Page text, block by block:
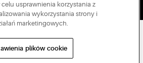
usprawnienia korzystania z
wykorzystania strony i
marketingowych.
plików cookie